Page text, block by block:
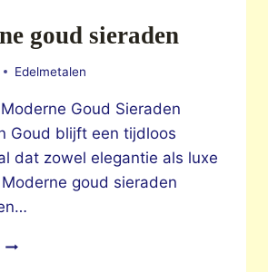
goud sieraden
Edelmetalen
Goud Sieraden
Goud blijft een tijdloos
dat zowel elegantie als luxe
goud sieraden